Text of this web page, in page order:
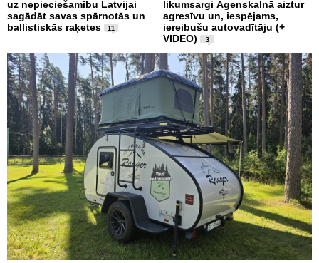
uz nepieciešamību Latvijai
sagādāt savas spārnotās un
ballistiskās raķetes
11
likumsargi Āgenskalnā aiztur
agresīvu un, iespējams,
iereibušu autovadītāju (+
VIDEO)
3